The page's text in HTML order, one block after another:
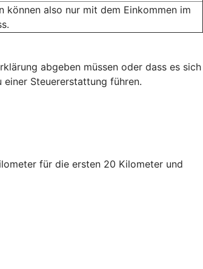
also nur mit dem Einkommen im
abgeben müssen oder dass es sich
Steuererstattung führen.
für die ersten 20 Kilometer und